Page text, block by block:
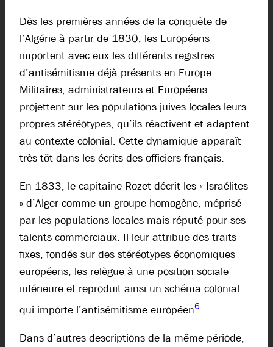
Dès les premières années de la conquête de
l’Algérie à partir de 1830, les Européens
importent avec eux les différents registres
d’antisémitisme déjà présents en Europe.
Militaires, administrateurs et Européens
projettent sur les populations juives locales leurs
propres stéréotypes, qu’ils réactivent et adaptent
au contexte colonial. Cette dynamique apparaît
très tôt dans les écrits des officiers français.
En 1833, le capitaine Rozet décrit les « Israélites
» d’Alger comme un groupe homogène, méprisé
par les populations locales mais réputé pour ses
talents commerciaux. Il leur attribue des traits
fixes, fondés sur des stéréotypes économiques
européens, les relègue à une position sociale
inférieure et reproduit ainsi un schéma colonial
qui importe l’antisémitisme européen6.
Dans d’autres descriptions de la même période,